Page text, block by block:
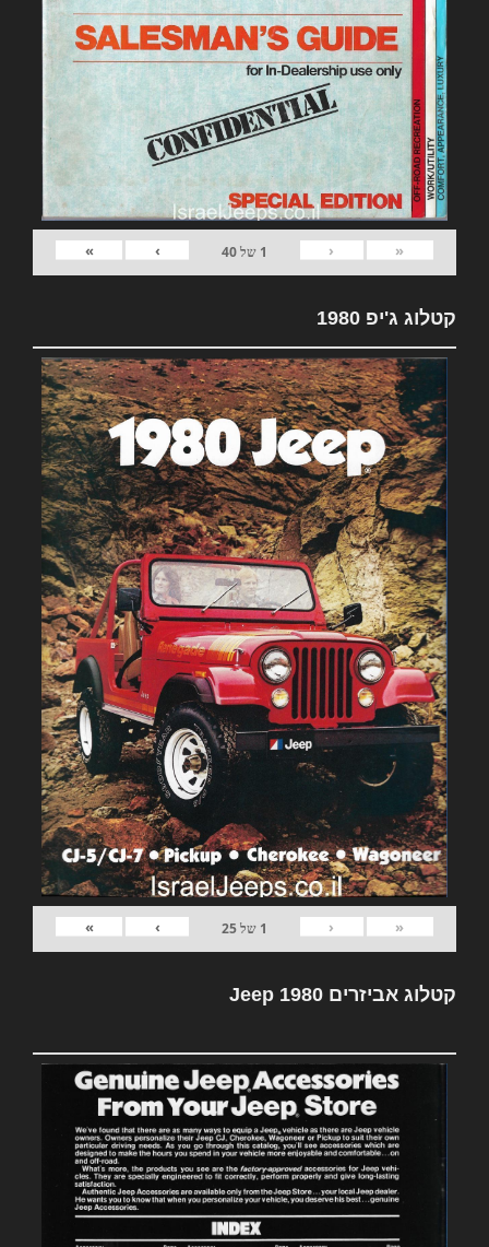
«
‹
1 של40
›
»
קטלוג ג'יפ 1980
«
‹
1 של25
›
»
קטלוג אביזרים Jeep 1980